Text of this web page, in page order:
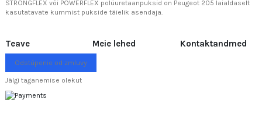
STRONGFLEX või POWERFLEX polüuretaanpuksid on Peugeot 205 laialdaselt
kasutatavate kummist pukside täielik asendaja.
Teave Meie lehed Kontaktandmed
Odstúpenie od zmluvy
Jälgi taganemise olekut